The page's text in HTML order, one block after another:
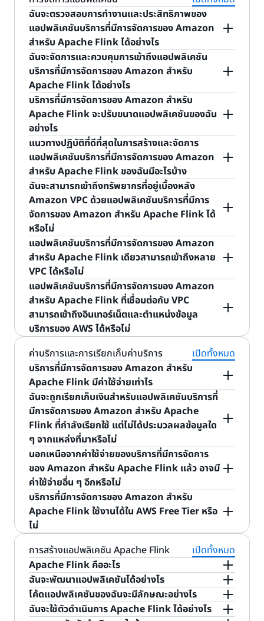
เป็นไฟล์ขนาดใหญ่ก่อนส่งมอบ และดำเนินการรวมที่ซับ
ซ้อนระหว่างสตรีมและตารางต่างๆ ได้ ตัวอย่างเช่น คุณ
สามารถสร้างแอปพลิเคชันที่อ่านข้อมูลเซ็นเซอร์ IoT ที่
เก็บไว้ในAmazon Managed Streaming สำหรับ
Apache Kafka(Amazon MSK) อย่างต่อเนื่อง จัด
ระเบียบข้อมูลตามประเภทเซ็นเซอร์ ลบข้อมูลที่ซ้ำกัน
ทำให้ข้อมูลปกติตามสคีมาที่กำหนด จากนั้นส่งข้อมูลไป
ยัง Amazon Simple Storage Service (Amazon
S3)
การสร้างตัววัดอย่างต่อเนื่อง
ด้วยแอปพลิเคชันการสร้างตัวชี้วัดอย่างต่อเนื่อง คุณจึง
สามารถตรวจสอบและทำความเข้าใจว่าข้อมูลของคุณมี
แนวโน้มอย่างไรเมื่อเวลาผ่านไป แอปพลิเคชันของคุณ
สามารถรวบรวมข้อมูลการสตรีมให้เป็นข้อมูลที่สำคัญ
และผสานรวมเข้ากับฐานข้อมูลการรายงานและบริการ
ตรวจสอบได้อย่างราบรื่น เพื่อให้บริการแก่แอปพลิเคชัน
และผู้ใช้ของคุณได้แบบเรียลไทม์ เมื่อใช้บริการที่มีการ
จัดการของ Amazon สำหรับ Apache Flink คุณจะ
สามารถใช้โค้ด Apache Flink (ในภาษา Java, Scala,
Python หรือ SQL) เพื่อสร้างการวิเคราะห์อนุกรมเวลา
อย่างต่อเนื่องในช่วงเวลาต่างๆ ได้ ตัวอย่างเช่น คุณ
สามารถสร้างลีดเดอร์บอร์ดสำหรับเกมบนมือถือได้แบบ
เรียลไทม์โดยประมวลผลผู้เล่นที่อยู่ในอันดับต้นๆ ทุกนาที
แล้วส่งไปที่ Amazon DynamoDB อีกทั้งยังสามารถ
ติดตามปริมาณการเข้าชมเว็บไซต์ของคุณได้ด้วยการ
คำนวณจำนวนผู้เยี่ยมชมเว็บไซต์ที่ไม่ซ้ำกันทุกๆ 5 นาที
จากนั้นจึงส่งผลการประมวลผลไปยัง Amazon
Redshift
การวิเคราะห์แบบเรียลไทม์เชิงตอบสนอง
แอปพลิเคชันการวิเคราะห์แบบเรียลไทม์เชิงตอบสนองจะ
ส่งการแจ้งเตือนแบบเรียลไทม์เมื่อตัววัดบางตัวถึง
เกณฑ์ที่กำหนดไว้ล่วงหน้า หรือในกรณีขั้นสูง เมื่อ
แอปพลิเคชันของคุณตรวจพบความผิดปกติโดยใช้อัล
กอริธึมแมชชีนเลิร์นนิง (ML) เมื่อใช้แอปพลิเคชันเหล่านี้
คุณจะสามารถตอบสนองต่อการเปลี่ยนแปลงในธุรกิจ
ของคุณได้แบบเรียลไทม์ในทันที เช่น การคาดการณ์ผู้ใช้
ที่เลิกใช้งานแอปมือถือ และการระบุระบบที่เสื่อม
ประสิทธิภาพ ตัวอย่างเช่น แอปพลิเคชันสามารถประมวล
ผลความพร้อมใช้งานหรืออัตราความสำเร็จของ API ที่
ติดต่อกับลูกค้าเมื่อเวลาผ่านไป แล้วส่งผลไปยัง
Amazon CloudWatch คุณสามารถสร้าง
สำหรับ Apache Flink จากนั้นบริการจะดูแลทุกสิ่งที่
จำเป็นในการเรียกใช้แอปพลิเคชันแบบเรียลไทม์อย่างต่อ
เนื่อง รวมถึงการปรับขนาดโดยอัตโนมัติเพื่อให้
สอดคล้องกับปริมาณและอัตราการโอนถ่ายข้อมูลของ
ข้อมูลขาเข้าของคุณ
ดำเนินการทั้งหมดที่ Apache Flink รองรับใน Flink
SQL และ Table API เพื่อทำการสืบค้น Data Stream
เฉพาะกิจและพัฒนาแอปพลิเคชันการประมวลผลสตรีม
ของคุณ เมื่อพร้อมแล้ว คุณสามารถสร้างและเลื่อนระดับ
โค้ดของคุณให้เป็นแอปพลิเคชันประมวลผลสตรีมที่
ทำงานอย่างต่อเนื่องพร้อมทั้งมีการปรับขนาดอัตโนมัติ
และสถานะคงที่ได้ในไม่กี่ขั้นตอน
Kinesis Data Streams ซึ่งเป็นซิงก์หรือแหล่งที่มาเข้า
กับเวิร์กโหลดของบริการที่มีการจัดการของ Amazon
สำหรับ Apache Flink ได้ เยี่ยมชม
Glue Schema Registryเพื่อเริ่มต้นและเรียนรู้เพิ่ม
เติม
บริการที่มีการจัดการของ Amazon สำหรับ Apache
Flink จะอ่านและประมวลผลข้อมูลการสตรีมแบบเรียล
ไทม์อย่างต่อเนื่อง ส่วนคุณก็เขียนโค้ดแอปพลิเคชันใน
ภาษาที่รองรับ Apache Flink เพื่อประมวลผลข้อมูลกา
รสตรีมขาเข้าและสร้างเอาต์พุต จากนั้นบริการที่มีการ
จัดการของ Amazon สำหรับ Apache Flink จะเขียน
เอาต์พุตไปยังปลายทางที่กําหนดไว้
แต่ละแอปพลิเคชันจะประกอบด้วย 3 องค์ประกอบหลัก:
อินพุต: อินพุตคือแหล่งที่มาของการสตรีมสําหรับ
แอปพลิเคชันของคุณ ในการกําหนดค่าอินพุต คุณจะ
ต้องแมปแหล่งสตรีมมิงกับ Data Stream การไหล
เวียนของข้อมูลจากแหล่งที่มาของข้อมูลไปยัง Data
Stream ของคุณ คุณประมวลผลข้อมูลจาก Data
Stream เหล่านี้โดยใช้โค้ดแอปพลิเคชันของคุณเอง
โดยส่งข้อมูลที่ประมวลผลแล้วไปยัง Data Stream
หรือปลายทางลำดับถัดไป คุณเพิ่มอินพุตภายในโค้ด
แอปพลิเคชันสำหรับแอปพลิเคชัน Apache Flink
และโน้ตบุ๊ก Studio และผ่าน API สำหรับ
แอปพลิเคชันบริการที่มีการจัดการของ Amazon
สำหรับ Apache Flink
โค้ดแอปพลิเคชัน:โค้ดแอปพลิเคชันคือชุดของตัว
ดำเนินการ Apache Flink ที่ประมวลผลอินพุตและ
สร้างเอาต์พุต ในรูปแบบที่ง่ายที่สุด โค้ด
แอปพลิเคชันสามารถเป็นตัวดำเนินการ Apache
Flink เพียงตัวเดียวที่อ่านจาก Data Stream ที่
เชื่อมโยงกับแหล่งสตรีมมิง และเขียนไปยัง Data
Stream อีกจุดหนึ่งที่เชื่อมโยงกับเอาต์พุต สำหรับ
โน้ตบุ๊ก Studio นี่อาจเป็นการสืบค้น “select” ของ
Flink SQL แบบธรรมดา โดยผลลัพธ์จะแสดงใน
บริบทภายในโน้ตบุ๊ก คุณสามารถเขียนโค้ด Apache
Flink ในภาษาที่รองรับสำหรับแอปพลิเคชันบริการที่
มีการจัดการของ Amazon สำหรับ Apache Flink
หรือโน้ตบุ๊ก Studio ก็ได้
เอาต์พุต: จากนั้นคุณสามารถเลือกกำหนดค่า
เอาต์พุตของแอปพลิเคชันเพื่อคงข้อมูลไปยังปลาย
ทางภายนอกได้ โดยเพิ่มอินพุตเหล่านี้ภายในโค้ด
แอปพลิเคชันสำหรับโน้ตบุ๊กสตูดิโอและแอปพลิเคชัน
บริการที่มีการจัดการของ Amazon สำหรับ
Apache Flink
Flink รองรับแอปพลิเคชันที่สร้างโดยใช้ภาษา Java,
Scala และ Python พร้อมด้วยไลบรารี Apache Flink
แบบโอเพนซอร์สและโค้ดที่คุณกำหนดเอง บริการที่มีการ
จัดการของ Amazon สำหรับ Apache Flink ยังรองรับ
แอปพลิเคชันที่สร้างโดยใช้ภาษา Java พร้อมด้วยไลบรารี
Apache Beam แบบโอเพนซอร์สและโค้ดที่คุณกำหนด
เองอีกด้วย บริการที่มีการจัดการของ Amazon สำหรับ
Apache Flink Studio รองรับโค้ดที่สร้างโดยใช้ภาษา
SQL, Python และ Scala ที่ใช้งานร่วมกับ Apache
Flink ได้
ฉันจะตรวจสอบการทํางานและประสิทธิภาพของ
แอปพลิเคชันบริการที่มีการจัดการของ Amazon
สำหรับ Apache Flink ได้อย่างไร
AWS มีเครื่องมือต่างๆ ที่คุณสามารถใช้เพื่อตรวจสอบ
แอปพลิเคชันบริการที่มีการจัดการของ Amazon
สำหรับ Apache Flink รวมถึงสามารถเข้าถึง Flink
Dashboard สําหรับแอปพลิเคชัน Apache Flink ได้
อีกด้วย คุณสามารถกําหนดค่าเครื่องมือเหล่านี้เพื่อทํา
การตรวจสอบให้คุณได้ หากต้องการข้อมูลเพิ่มเติมเกี่ยว
กับวิธีการตรวจสอบแอปพลิเคชันของคุณ โปรดอ่าน
คู่มือนักพัฒนาต่อไปนี้
การตรวจสอบบริการจัดการของ Amazon สำหรับ
Apache Flink ในบริการจัดการของ Amazon
สำหรับ Apache Flink คู่มือผู้พัฒนา
การตรวจสอบบริการจัดการของ Amazon สำหรับ
Apache Flink ในบริการจัดการของ Amazon
สำหรับ Apache Flink Studio คู่มือผู้พัฒนา
ฉันจะจัดการและควบคุมการเข้าถึงแอปพลิเคชัน
บริการที่มีการจัดการของ Amazon สำหรับ
Apache Flink ได้อย่างไร
บริการที่มีการจัดการของ Amazon สำหรับ Apache
Flink ต้องใช้สิทธิ์ในการอ่านบันทึกจากแหล่งที่มาของ
ข้อมูลการสตรีมที่คุณระบุในแอปพลิเคชันของคุณ
บริการที่มีการจัดการของ Amazon สำหรับ Apache
Flink ยังต้องใช้สิทธิ์ในการเขียนเอาต์พุตจาก
แอปพลิเคชันของคุณไปยังปลายทางที่ระบุในการกําหนด
ค่าเอาต์พุตแอปพลิเคชันของคุณด้วย คุณสามารถให้
สิทธิ์เหล่านี้ได้โดยการสร้างบทบาท AWS Identity and
Access Management (IAM) ที่บริการที่มีการจัดการ
ของ Amazon สำหรับ Apache Flink สามารถรับ
บทบาทดังกล่าวได้ สิทธิ์ที่คุณมอบให้กับบทบาทนี้จะ
กำหนดว่าบริการที่มีการจัดการของ Amazon สำหรับ
Apache Flink จะทำอะไรได้บ้างเมื่อบริการนี้รับบทบาท
ดังกล่าว หากต้องการข้อมูลเพิ่มเติม โปรดดูที่คู่มือนัก
พัฒนาต่อไปนี้
การให้สิทธิ์ในบริการจัดการของ Amazon สำหรับ
คู่มือนักพัฒนาซอฟต์แวร์ Apache Flink
การให้สิทธิ์ในบริการจัดการของ Amazon สำหรับ
คู่มือนักพัฒนาซอฟต์แวร์ Apache Flink Studio
บริการที่มีการจัดการของ Amazon สำหรับ
Apache Flink จะปรับขนาดแอปพลิเคชันของฉัน
อย่างไร
บริการที่มีการจัดการของ Amazon สำหรับ Apache
Flink ปรับขนาดแอปพลิเคชันของคุณได้อย่างยืดหยุ่น
เพื่อรองรับอัตราการโอนถ่ายข้อมูลของสตรีมต้นทางและ
ความซับซ้อนในการสืบค้นสำหรับสถานการณ์ส่วนใหญ่
ความจุของบริการที่มีการจัดการของ Amazon สำหรับ
Apache Flink ในรูปแบบของ Amazon KPU หนึ่ง
KPU จะมี 1 vCPU และหน่วยความจํา 4 GB
สำหรับแอปพลิเคชัน Apache Flink และโน้ตบุ๊ก Studio
นั้น บริการที่มีการจัดการของ Amazon สำหรับ
Apache Flink จะกำหนดพื้นที่จัดเก็บแอปพลิเคชันที่
ทำงานอยู่จำนวน 50 GB ต่อ KPU ซึ่งแอปพลิเคชันของ
คุณใช้สำหรับจุดตรวจสอบ และพร้อมให้คุณใช้ผ่านดิสก์
ชั่วคราวได้ จุดตรวจสอบคือการสำรองข้อมูลที่อัปเดต
แล้วของแอปพลิเคชันที่ทำงานอยู่ ซึ่งใช้เพื่อกู้คืนในทันที
หลังจากที่แอปพลิเคชันหยุดชะงัก คุณยังสามารถ
ควบคุมการใช้งานแบบคู่ขนานสำหรับงานแอปพลิเคชัน
บริการที่มีการจัดการของ Amazon สำหรับ Apache
Flink ได้อีกด้วย (เช่น การอ่านจากแหล่งที่มาหรือการใช้
ตัวดำเนินการ) โดยใช้พารามิเตอร์ Parallelism และ
ParallelismPerKPU ใน API Parallelism จะกำหนด
จำนวนอินสแตนซ์ที่ใช้งานพร้อมกันในงานหนึ่งๆ ตัว
ดำเนินการ แหล่งที่มา และซิงก์ทั้งหมดจะทำงานด้วย
Parallelism ที่กำหนดไว้ตามค่าเริ่มต้น Parallelism
per KPU จะกำหนดจำนวนของงานคู่ขนานที่สามารถ
กำหนดเวลาได้ต่อ KPU ของแอปพลิเคชันของคุณตาม
ค่าเริ่มต้น หากต้องการข้อมูลเพิ่มเติม โปรดดูที่ “การ
ปรับขนาด” ในคู่มือนักพัฒนาเกี่ยวกับบริการที่มีการ
จัดการของ Amazon สำหรับ Apache Flink
แนวทางปฏิบัติที่ดีที่สุดในการสร้างและจัดการ
แอปพลิเคชันบริการที่มีการจัดการของ Amazon
สำหรับ Apache Flink ของฉันมีอะไรบ้าง
สำหรับข้อมูลเกี่ยวกับแนวทางปฏิบัติที่ดีที่สุดสำหรับ
Apache Flink โปรดดูส่วนแนวทางปฏิบัติที่ดีที่สุด ของ
คู่มือผู้พัฒนา Amazon Managed Service สำหรับ
Apache Flink หัวข้อนี้กล่าวถึงแนวทางปฏิบัติที่ดีที่สุด
สำหรับความทนทานต่อความเสียหาย ประสิทธิภาพ การ
บันทึก การเขียนโค้ด และอื่นๆ
หากต้องการข้อมูลเกี่ยวกับแนวทางปฏิบัติที่ดีที่สุดสําห
รับ บริการที่มีการจัดการของ Amazon สำหรับ
Apache Flink Studio โปรดดูหัวข้อแนวทางปฏิบัติที่ดี
ที่สุดในคู่มือนักพัฒนาเกี่ยวกับบริการที่มีการจัดการของ
Amazon สำหรับ Apache Flink Studio นอกเหนือ
จากแนวทางปฏิบัติที่ดีที่สุดแล้ว หัวข้อนี้ยังกล่าวถึง
ตัวอย่างแอปพลิเคชัน SQL, Python และ Scala ข้อ
กำหนดสำหรับการปรับใช้โค้ดของคุณให้เป็น
แอปพลิเคชันประมวลผลสตรีมที่ทำงานอย่างต่อเนื่อง
ประสิทธิภาพ การบันทึก และอื่นๆ
ฉันจะสามารถเข้าถึงทรัพยากรที่อยู่เบื้องหลัง
Amazon VPC ด้วยแอปพลิเคชันบริการที่มีการ
จัดการของ Amazon สำหรับ Apache Flink ได้
หรือไม่
ได้ คุณสามารถเข้าถึงทรัพยากรที่อยู่เบื้องหลัง
Amazon VPC ได้ คุณสามารถเรียนรู้วิธีกำหนดค่า
แอปพลิเคชันของคุณสำหรับการเข้าถึง VPC ได้ในส่วน
การใช้ Amazon VPCของคู่มือผู้พัฒนา Amazon
Managed Service สำหรับ Apache Flink
แอปพลิเคชันบริการที่มีการจัดการของ Amazon
สำหรับ Apache Flink เดียวสามารถเข้าถึงหลาย
VPC ได้หรือไม่
ไม่ได้ ถ้ามีการระบุหลายซับเน็ต ซับเน็ตเหล่านั้นจะต้องอยู่
ใน VPC เดียวกัน คุณสามารถเชื่อมต่อกับ VPC อื่นๆ ได้
โดยเชื่อมต่อ VPC ของคุณเข้าด้วยกัน
แอปพลิเคชันบริการที่มีการจัดการของ Amazon
สำหรับ Apache Flink ที่เชื่อมต่อกับ VPC
สามารถเข้าถึงอินเทอร์เน็ตและตำแหน่งข้อมูล
บริการของ AWS ได้หรือไม่
แอปพลิเคชันบริการที่มีการจัดการของ Amazon
สำหรับ Apache Flink และโน้ตบุ๊กบริการที่มีการจัดการ
ของ Amazon สำหรับ Apache Flink Studio ที่ได้รับ
การกำหนดค่าให้เข้าถึงทรัพยากรใน VPC ที่เฉพาะ
เจาะจงจะไม่สามารถเข้าถึงอินเทอร์เน็ตได้โดยเป็นการ
กำหนดค่าเริ่มต้น คุณสามารถเรียนรู้วิธีกำหนดค่าการ
เข้าถึงอินเทอร์เน็ตสำหรับแอปพลิเคชันของคุณได้ในส่วน
การเข้าถึงอินเทอร์เน็ตและการบริการของ Amazon
Managed Service สำหรับ Apache Flink
Developer Guide
ค่าบริการและการเรียกเก็บค่าบริการ
เปิดทั้งหมด
บริการที่มีการจัดการของ Amazon สำหรับ
Apache Flink มีค่าใช้จ่ายเท่าไร
เมื่อใช้บริการที่มีการจัดการของ Amazon สำหรับ
Apache Flink คุณจะจ่ายค่าบริการเฉพาะส่วนที่คุณใช้
เท่านั้น ไม่มีทรัพยากรที่ต้องจัดหาหรือค่าใช้จ่ายล่วง
หน้าที่เกี่ยวข้องกับบริการที่มีการจัดการของ Amazon
สำหรับ Apache Flink
คุณจะถูกเรียกเก็บค่าบริการรายชั่วโมงตามจำนวน
Amazon KPU ที่ใช้เพื่อเรียกใช้แอปพลิเคชันการสตรีม
ของคุณ KPU เดียวคือหน่วยของความสามารถในการ
ประมวลผลสตรีมที่ประกอบด้วยการประมวลผล 1 vCPU
และหน่วยความจำ 4 GB บริการที่มีการจัดการของ
Amazon สำหรับ Apache Flink จะทำการปรับจำนวน
KPU ที่แอปพลิเคชันประมวลผลสตรีมของคุณต้องใช้
โดยอัตโนมัติเนื่องจากความต้องการหน่วยความจำและ
การประมวลผลแตกต่างกันไปตามความซับซ้อนของการ
ประมวลผลและอัตราการโอนถ่ายข้อมูลการสตรีมที่
ฉันจะถูกเรียกเก็บเงินสําหรับแอปพลิเคชันบริการที่
มีการจัดการของ Amazon สำหรับ Apache
Flink ที่กําลังเรียกใช้ แต่ไม่ได้ประมวลผลข้อมูลใด
ๆ จากแหล่งที่มาหรือไม่
สำหรับแอปพลิเคชัน Apache Flink และ Apache
Beam คุณจะถูกเรียกเก็บเงินขั้นต่ำ 2 KPU และพื้นที่จัด
เก็บแอปพลิเคชันที่ทำงานอยู่ 50 GB หากแอปพลิเคชัน
บริการที่มีการจัดการของ Amazon สำหรับ Apache
Flink ของคุณกำลังทำงานอยู่
สำหรับโน้ตบุ๊กของบริการที่มีการจัดการของ Amazon
สำหรับ Apache Flink Studio คุณจะถูกเรียกเก็บเงิน
ขั้นต่ำ 3 KPU และพื้นที่จัดเก็บแอปพลิเคชันที่ทำงานอยู่
50 GB หากแอปพลิเคชันของคุณกำลังทำงานอยู่
นอกเหนือจากค่าใช้จ่ายของบริการที่มีการจัดการ
ของ Amazon สำหรับ Apache Flink แล้ว อาจมี
ค่าใช้จ่ายอื่น ๆ อีกหรือไม่
บริการที่มีการจัดการของ Amazon สำหรับ Apache
Flink เป็นโซลูชันการประมวลผลสตรีมที่มีการจัดการ
เต็มรูปแบบ โดยไม่ขึ้นอยู่กับแหล่งที่มาของการสตรีมที่
คุณจะถูกเรียกเก็บเงินแยกต่างหากสําหรับบริการที่คุณ
อ่านจากแอปพลิเคชันและเขียนไปยังแอปพลิเคชันของ
คุณ
บริการที่มีการจัดการของ Amazon สำหรับ
Apache Flink ใช้งานได้ใน AWS Free Tier หรือ
ไม่
Apache Flink ยังไม่สามารถใช้งานใน AWS Free Tier
ได้ในขณะนี้
การสร้างแอปพลิเคชัน Apache Flink
เปิดทั้งหมด
Apache Flink คืออะไร
Apache Flinkเป็นเฟรมเวิร์กโอเพนซอร์สและเอ็นจิ้น
สำหรับการประมวลผลข้อมูลสตรีมและแบทช์ โดยช่วยให้
สร้างแอปพลิเคชันการสตรีมได้ง่าย เนื่องจากมีตัว
ฉันจะพัฒนาแอปพลิเคชันได้อย่างไร
คุณสามารถเริ่มต้นด้วยการดาวน์โหลดไลบรารีโอเพน
ซอร์ส รวมถึง AWS SDK, Apache Flink และตัวเชื่อม
โค้ดแอปพลิเคชันของฉันจะมีลักษณะอย่างไร
คุณเขียนโค้ด Apache Flink โดยใช้ Data Stream
ฉันจะใช้ตัวดําเนินการ Apache Flink ได้อย่างไร